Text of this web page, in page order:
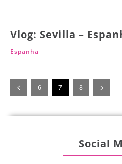
Vlog: Sevilla –
Espanha
6 7 8
Social